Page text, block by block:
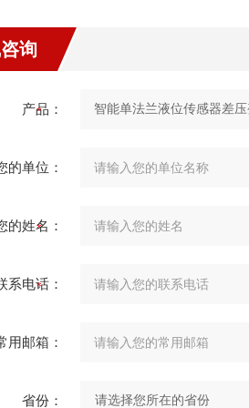
询
产品：
的单位：
的姓名：
系电话：
用邮箱：
省份：